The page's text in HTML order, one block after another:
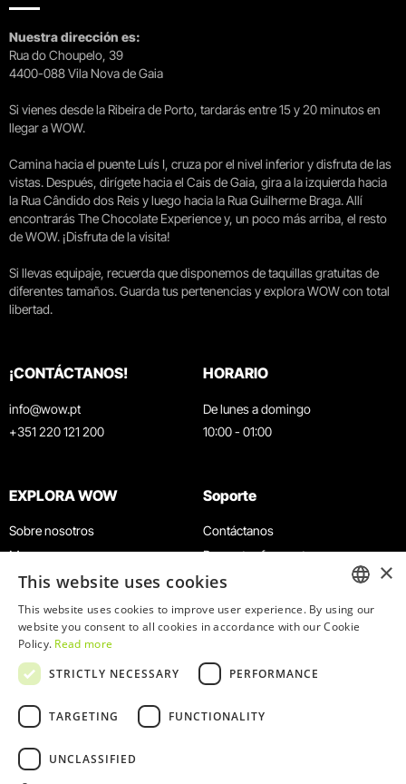
Nuestra dirección es:
Rua do Choupelo, 39
4400-088 Vila Nova de Gaia
Si vienes desde la Ribeira de Porto, tardarás entre 15 y 20 minutos en
llegar a WOW.
Camina hacia el puente Luís I, cruza por el nivel inferior y disfruta de las
vistas. Después, dirígete hacia el Cais de Gaia, gira a la izquierda hacia
la Rua Cândido dos Reis y luego hacia la Rua Guilherme Braga. Allí
encontrarás The Chocolate Experience y, un poco más arriba, el resto
de WOW. ¡Disfruta de la visita!
Si llevas equipaje, recuerda que disponemos de taquillas gratuitas de
diferentes tamaños. Guarda tus pertenencias y explora WOW con total
libertad.
¡CONTÁCTANOS!
info@wow.pt
+351 220 121 200
HORARIO
De lunes a domingo
10:00 - 01:00
EXPLORA WOW
Sobre nosotros
Museos
Agenda
Noticias
Restaurantes
Tarjeta WOW
Grupos y eventos
Servicio educativo
Soporte
Contáctanos
Preguntas frecuentes
Términos y condiciones
Política de privacidad y cookies
Trabaja con nosotros
Libro de reclamaciones
ENGLISH
×
This website uses cookies
This website uses cookies to improve user experience. By using our
website you consent to all cookies in accordance with our Cookie
Policy. Read more
STRICTLY NECESSARY
PERFORMANCE
TARGETING FUNCTIONALITY
UNCLASSIFIED